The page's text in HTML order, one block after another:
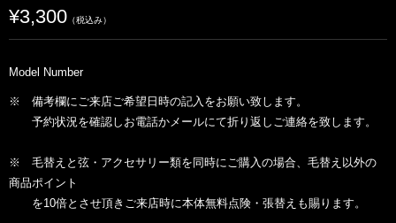
¥3,300 （税込み）
Model Number
※ 備考欄にご来店ご希望日時の記入をお願い致します。
予約状況を確認しお電話かメールにて折り返しご連絡を致します。
※ 毛替えと弦・アクセサリー類を同時にご購入の場合、毛替え以外の
商品ポイント
を10倍とさせ頂きご来店時に本体無料点険・張替えも賜ります。